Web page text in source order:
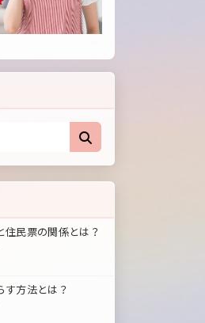
住民票の関係とは？
す方法とは？